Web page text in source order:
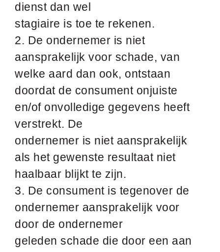
dienst dan wel
stagiaire is toe te rekenen.
2. De ondernemer is niet
aansprakelijk voor schade, van
welke aard dan ook, ontstaan
doordat de consument onjuiste
en/of onvolledige gegevens heeft
verstrekt. De
ondernemer is niet aansprakelijk
als het gewenste resultaat niet
haalbaar blijkt te zijn.
3. De consument is tegenover de
ondernemer aansprakelijk voor
door de ondernemer
geleden schade die door een aan